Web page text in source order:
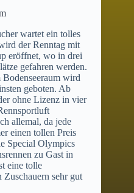
wartet ein tolles
der Renntag mit
eröffnet, wo in drei
gefahren werden.
wird
geboten. Ab
ohne Lizenz in vier
allemal, da jede
einen tollen Preis
Special Olympics
zu Gast in
eine tolle
sehr gut